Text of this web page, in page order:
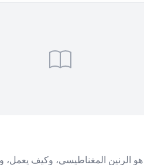
الرنين المغناطيسي، وكيف يعمل،